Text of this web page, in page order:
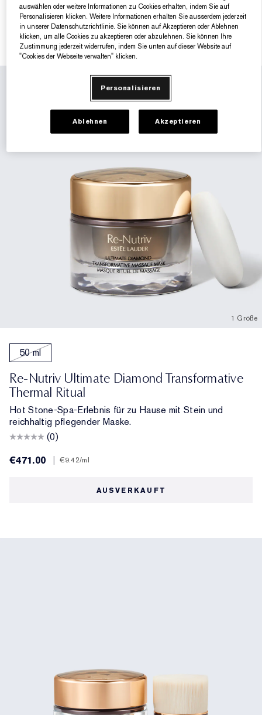
Gezielte Pflege
Lippenpflege
Resilience Multi-Effect
Pink Ribbon Kollektion​
Sonnenschutz Essentials
Letzte Chance
Makeup-Entferner
Makeup-Refills
Foundation-Finder
Letzte Chance
White Linen
Private Collection
The House of Estée Lauder
AERIN Die Duft-Kollektion
Wild Geranium
Fleur De Peony
AERIN Sets & Geschenke
Fragrance Finder
Die Welt von AERIN
FILTER
2 Produkte
1 Größe
50 ml
Re-Nutriv Ultimate Diamond Transformative
Thermal Ritual
Hot Stone-Spa-Erlebnis für zu Hause mit Stein und
reichhaltig pflegender Maske.
(0)
€471.00
€9.42/ml
AUSVERKAUFT
auswählen oder weitere Informationen zu Cookies erhalten, indem Sie auf
Personalisieren klicken. Weitere Informationen erhalten Sie ausserdem jederzeit
in unserer Datenschutzrichtlinie. Sie können auf Akzeptieren oder Ablehnen
klicken, um alle Cookies zu akzeptieren oder abzulehnen. Sie können Ihre
Zustimmung jederzeit widerrufen, indem Sie unten auf dieser Website auf
"Cookies der Webseite verwalten" klicken.
Personalisieren
Ablehnen Akzeptieren